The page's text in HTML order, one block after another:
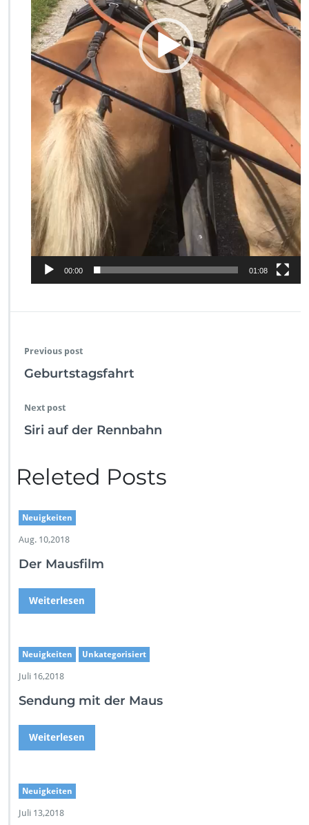
00:00 01:08
Previous post
Geburtstagsfahrt
Next post
Siri auf der Rennbahn
Releted Posts
Neuigkeiten
Aug. 10,2018
Der Mausfilm
Weiterlesen
Neuigkeiten Unkategorisiert
Juli 16,2018
Sendung mit der Maus
Weiterlesen
Neuigkeiten
Juli 13,2018